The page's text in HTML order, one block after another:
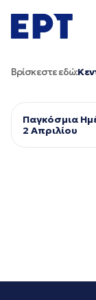
σε
περιεχόμενο
Βρίσκεστε εδώ:
Παγκόσμια
2 Απριλίου